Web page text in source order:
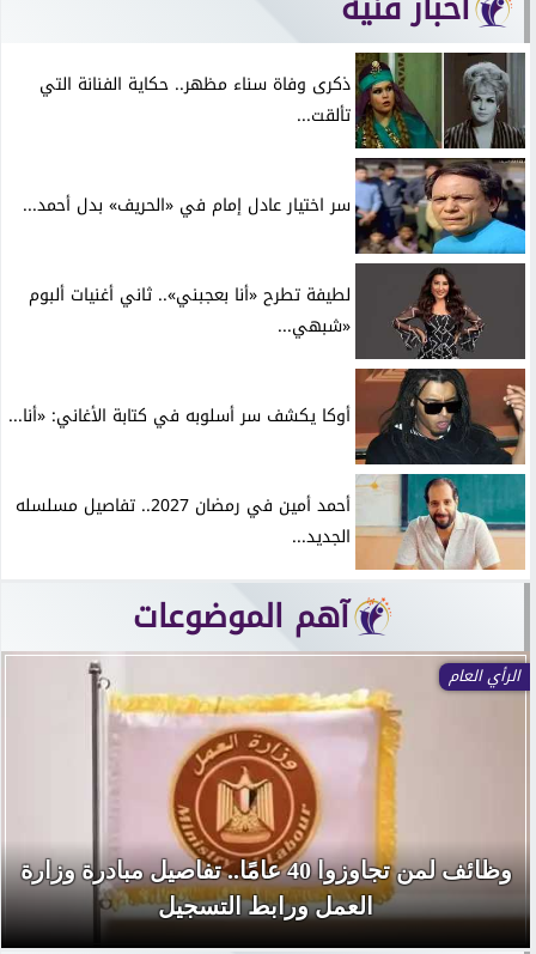
ذكرى وفاة سناء مظهر.. حكاية الفنانة التي
تألقت...
سر اختيار عادل إمام في «الحريف» بدل أحمد...
لطيفة تطرح «أنا بعجبني».. ثاني أغنيات ألبوم
«شبهي...
أوكا يكشف سر أسلوبه في كتابة الأغاني: «أنا...
أحمد أمين في رمضان 2027.. تفاصيل مسلسله
الجديد...
آهم الموضوعات
الرأي العام
وظائف لمن تجاوزوا 40 عامًا.. تفاصيل مبادرة وزارة
العمل ورابط التسجيل